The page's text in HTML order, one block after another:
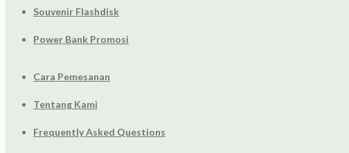
Souvenir Flashdisk
Power Bank Promosi
Cara Pemesanan
Tentang Kami
Frequently Asked Questions